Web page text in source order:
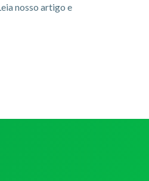
nosso artigo e